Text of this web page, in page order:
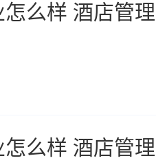
么样 酒店管
么样 酒店管